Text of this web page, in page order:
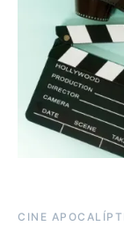
CINE